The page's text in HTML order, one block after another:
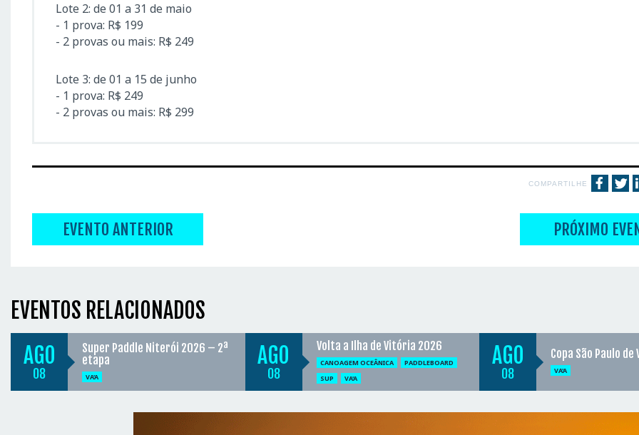
Lote 2: de 01 a 31 de maio
- 1 prova: R$ 199
- 2 provas ou mais: R$ 249
Lote 3: de 01 a 15 de junho
- 1 prova: R$ 249
- 2 provas ou mais: R$ 299
COMPARTILHE
EVENTO ANTERIOR PRÓXIMO
EVENTOS RELACIONADOS
AGO
08
Super Paddle Niterói 2026 – 2ª
etapa
VA'A
AGO
08
Volta a Ilha de Vitória 2026
CANOAGEM OCEÂNICA
PADDLEBOARD
SUP
VA'A
AGO
08
Copa São Paulo de
VA'A